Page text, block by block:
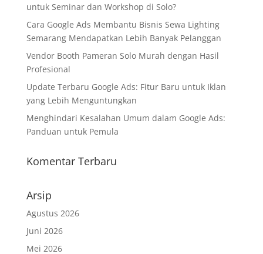
untuk Seminar dan Workshop di Solo?
Cara Google Ads Membantu Bisnis Sewa Lighting
Semarang Mendapatkan Lebih Banyak Pelanggan
Vendor Booth Pameran Solo Murah dengan Hasil
Profesional
Update Terbaru Google Ads: Fitur Baru untuk Iklan
yang Lebih Menguntungkan
Menghindari Kesalahan Umum dalam Google Ads:
Panduan untuk Pemula
Komentar Terbaru
Arsip
Agustus 2026
Juni 2026
Mei 2026